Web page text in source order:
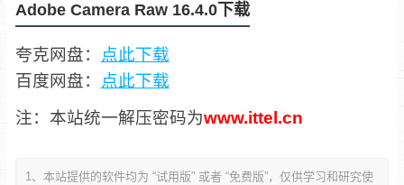
Adobe Camera Raw 16.4.0下载
夸克网盘：
点此下载
百度网盘：
点此下载
注：本站统一解压密码为www.ittel.cn
1、本站提供的软件均为 “试用版” 或者 “免费版”，仅供学习和研究使